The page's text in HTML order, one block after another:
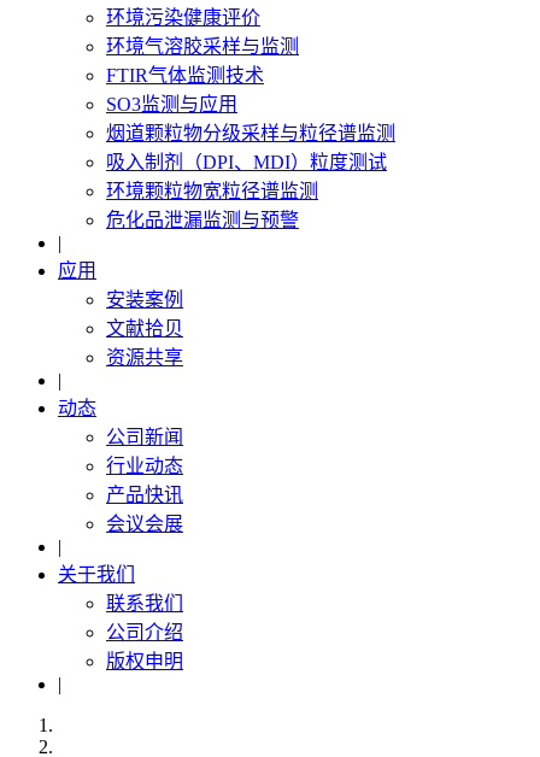
环境污染健康评价
环境气溶胶采样与监测
FTIR气体监测技术
SO3监测与应用
烟道颗粒物分级采样与粒径谱监测
吸入制剂（DPI、MDI）粒度测试
环境颗粒物宽粒径谱监测
危化品泄漏监测与预警
|
应用
安装案例
文献拾贝
资源共享
|
动态
公司新闻
行业动态
产品快讯
会议会展
|
关于我们
联系我们
公司介绍
版权申明
|